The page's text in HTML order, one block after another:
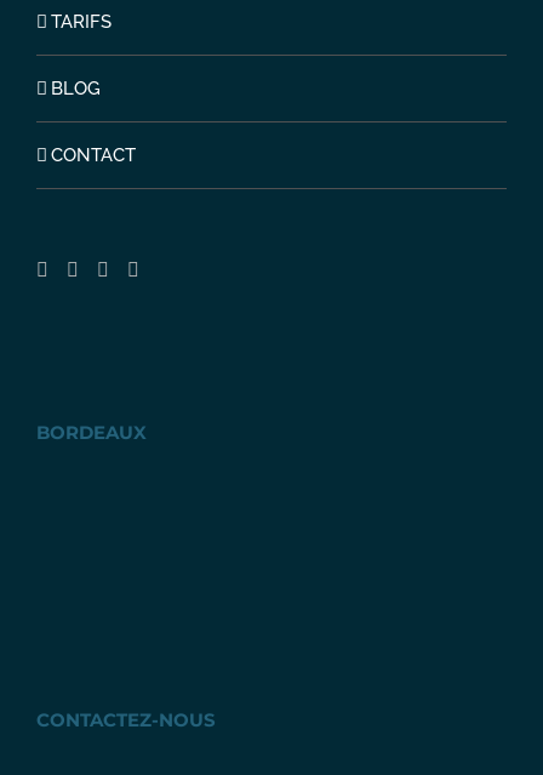
TARIFS
BLOG
CONTACT
BORDEAUX
CONTACTEZ-NOUS